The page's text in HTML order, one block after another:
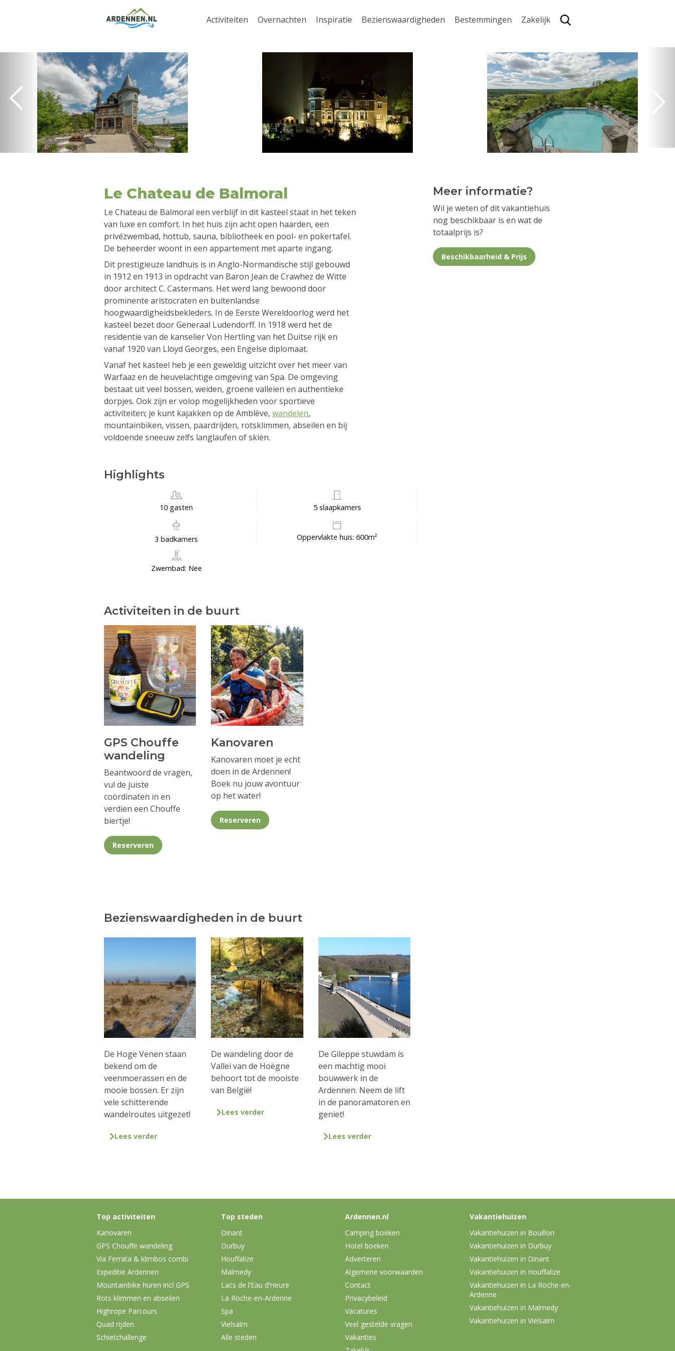
Activiteiten Overnachten Inspiratie Bezienswaardigheden Bestemmingen Zakelijk
Le Chateau de Balmoral
Le Chateau de Balmoral een verblijf in dit kasteel staat in het teken
van luxe en comfort. In het huis zijn acht open haarden, een
privézwembad, hottub, sauna, bibliotheek en pool- en pokertafel.
De beheerder woont in een appartement met aparte ingang.
Dit prestigieuze landhuis is in Anglo-Normandische stijl gebouwd
in 1912 en 1913 in opdracht van Baron Jean de Crawhez de Witte
door architect C. Castermans. Het werd lang bewoond door
prominente aristocraten en buitenlandse
hoogwaardigheidsbekleders. In de Eerste Wereldoorlog werd het
kasteel bezet door Generaal Ludendorff. In 1918 werd het de
residentie van de kanselier Von Hertling van het Duitse rijk en
vanaf 1920 van Lloyd Georges, een Engelse diplomaat.
Vanaf het kasteel heb je een geweldig uitzicht over het meer van
Warfaaz en de heuvelachtige omgeving van Spa. De omgeving
bestaat uit veel bossen, weiden, groene valleien en authentieke
dorpjes. Ook zijn er volop mogelijkheden voor sportieve
activiteiten; je kunt kajakken op de Amblève, wandelen,
mountainbiken, vissen, paardrijden, rotsklimmen, abseilen en bij
voldoende sneeuw zelfs langlaufen of skiën.
Highlights
10 gasten 5 slaapkamers
3 badkamers Oppervlakte huis: 600m²
Zwembad: Nee
Activiteiten in de buurt
GPS Chouffe
wandeling
Beantwoord de vragen,
vul de juiste
coördinaten in en
verdien een Chouffe
biertje!
Reserveren
Kanovaren
Kanovaren moet je echt
doen in de Ardennen!
Boek nu jouw avontuur
op het water!
Reserveren
Bezienswaardigheden in de buurt
De Hoge Venen staan
bekend om de
veenmoerassen en de
mooie bossen. Er zijn
vele schitterende
wandelroutes uitgezet!
Lees verder
De wandeling door de
Vallei van de Hoëgne
behoort tot de mooiste
van België!
Lees verder
De Gileppe stuwdam is
een machtig mooi
bouwwerk in de
Ardennen. Neem de lift
in de panoramatoren en
geniet!
Lees verder
Meer informatie?
Wil je weten of dit vakantiehuis
nog beschikbaar is en wat de
totaalprijs is?
Beschikbaarheid & Prijs
Top activiteiten
Kanovaren
GPS Chouffe wandeling
Via Ferrata & klimbos combi
Expeditie Ardennen
Mountainbike huren incl GPS
Rots klimmen en abseilen
Highrope Parcours
Quad rijden
Schietchallenge
Top steden
Dinant
Durbuy
Houffalize
Malmedy
Lacs de l’Eau d’Heure
La Roche-en-Ardenne
Spa
Vielsalm
Alle steden
Ardennen.nl
Camping boeken
Hotel boeken
Adverteren
Algemene voorwaarden
Contact
Privacybeleid
Vacatures
Veel gestelde vragen
Vakanties
Vakantiehuizen
Vakantiehuizen in Bouillon
Vakantiehuizen in Durbuy
Vakantiehuizen in Dinant
Vakantiehuizen in Houffalize
Vakantiehuizen in La Roche-en-
Ardenne
Vakantiehuizen in Malmedy
Vakantiehuizen in Vielsalm